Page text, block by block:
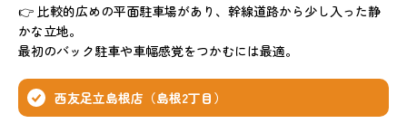
👉 比較的広めの平面駐車場があり、幹線道路から少し入った静
かな立地。
最初のバック駐車や車幅感覚をつかむには最適。
西友足立島根店（島根2丁目）